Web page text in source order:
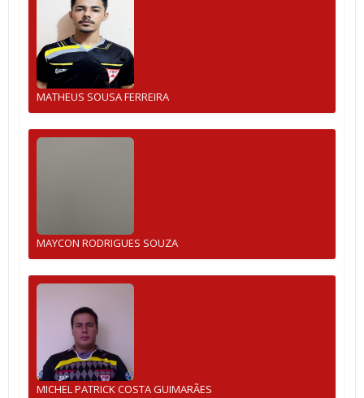
MATHEUS SOUSA FERREIRA
MAYCON RODRIGUES SOUZA
MICHEL PATRICK COSTA GUIMARÃES